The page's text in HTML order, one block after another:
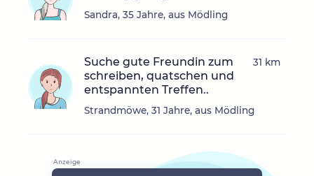
Sandra, 35 Jahre, aus Mödling
Suche gute Freundin zum
schreiben, quatschen und
entspannten Treffen..
Strandmöwe, 31 Jahre, aus Mödling
31 km